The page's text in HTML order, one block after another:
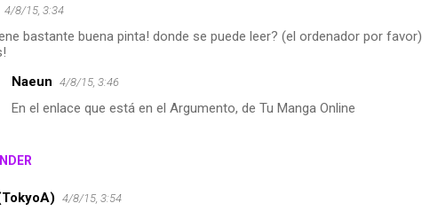
4/8/15, 3:34
bastante buena pinta! donde se puede leer? (el ordenador por favor)
Naeun 4/8/15, 3:46
En el enlace que está en el Argumento, de Tu Manga Online
4/8/15, 3:54